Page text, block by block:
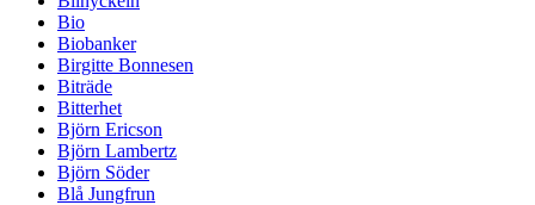
Bio
Biobanker
Birgitte Bonnesen
Biträde
Bitterhet
Björn Ericson
Björn Lambertz
Björn Söder
Blå Jungfrun